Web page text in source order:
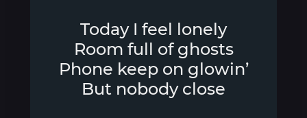
Today I feel lonely
Room full of ghosts
Phone keep on glowin’
But nobody close